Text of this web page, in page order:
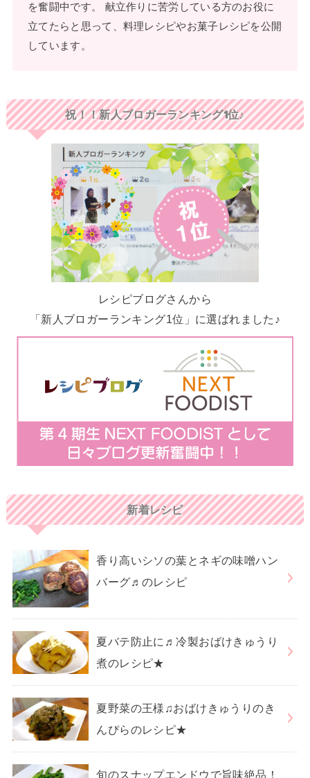
を奮闘中です。 献立作りに苦労している方のお役に
立てたらと思って、料理レシピやお菓子レシピを公開
しています。
祝！！新人ブロガーランキング1位♪
レシピブログさんから
「新人ブロガーランキング1位」に選ばれました♪
新着レシピ
香り高いシソの葉とネギの味噌ハン
バーグ♬のレシピ
夏バテ防止に♬冷製おばけきゅうり
煮のレシピ★
夏野菜の王様♫おばけきゅうりのき
んぴらのレシピ★
旬のスナップエンドウで旨味絶品！